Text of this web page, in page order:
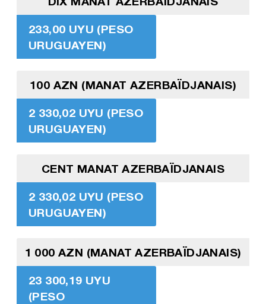
233,00 UYU (PESO
URUGUAYEN)
100 AZN (MANAT AZERBAÏDJANAIS)
2 330,02 UYU (PESO
URUGUAYEN)
CENT MANAT AZERBAÏDJANAIS
2 330,02 UYU (PESO
URUGUAYEN)
1 000 AZN (MANAT AZERBAÏDJANAIS)
23 300,19 UYU
(PESO